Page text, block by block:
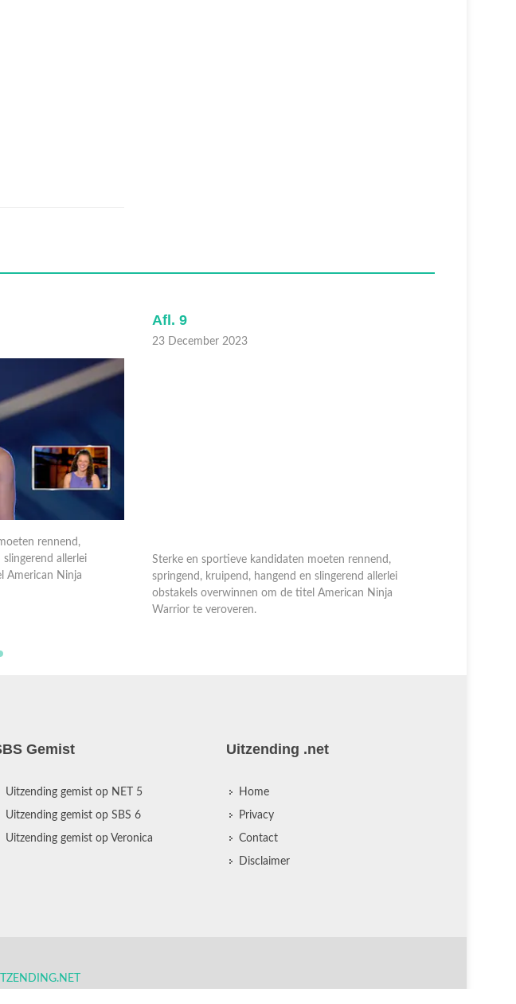
rennend,
allerlei
American Ninja
Afl. 9
23 December 2023
springend, kruipend, hangend en slingerend allerlei
obstakels overwinnen om de titel American Ninja
Warrior te veroveren.
Gemist
Uitzending gemist op NET 5
Uitzending gemist op SBS 6
Uitzending gemist op Veronica
Uitzending .net
Home
Privacy
Contact
Disclaimer